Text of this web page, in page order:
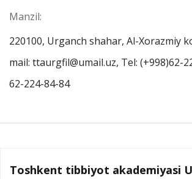
Manzil:
220100, Urganch shahar, Al-Xorazmiy
mail: ttaurgfil@umail.uz, Tel: (+998)62-
62-224-84-84
Toshkent tibbiyot akademiyasi